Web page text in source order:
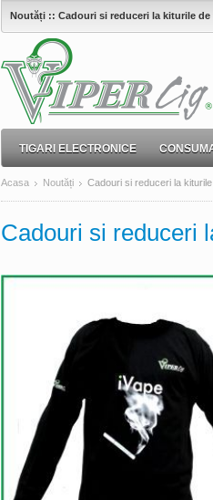
Noutăți :: Cadouri si reduceri la kiturile
Vipercig -
TIGARI ELECTRONICE
Acasa Noutăți Cadouri si reduceri la
Cadouri si reduceri